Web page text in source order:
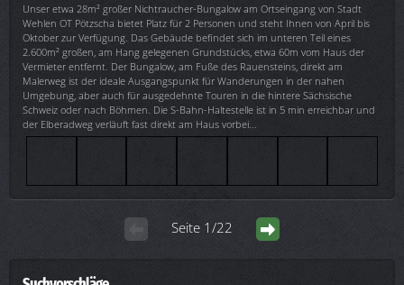
Unser etwa 28m² großer Nichtraucher-Bungalow am Ortseingang von Stadt
Wehlen OT Pötzscha bietet Platz für 2 Personen und steht Ihnen von April bis
Oktober zur Verfügung. Das Gebäude befindet sich im unteren Teil eines
2.600m² großen, am Hang gelegenen Grundstücks, etwa 60m vom Haus der
Vermieter entfernt. Der Bungalow, am Fuße des Rauensteins, direkt am
Malerweg ist der ideale Ausgangspunkt für Wanderungen in der nahen
Umgebung, aber auch für ausgedehnte Touren in die hintere Sächsische
Schweiz oder nach Böhmen. Die S-Bahn-Haltestelle ist in 5 min erreichbar und
der Elberadweg verläuft fast direkt am Haus vorbei...
Seite 1/22